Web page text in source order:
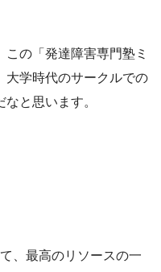
の「発達障害専門塾ミ
大学時代のサークルでの
と思います。
、最高のリソースの一